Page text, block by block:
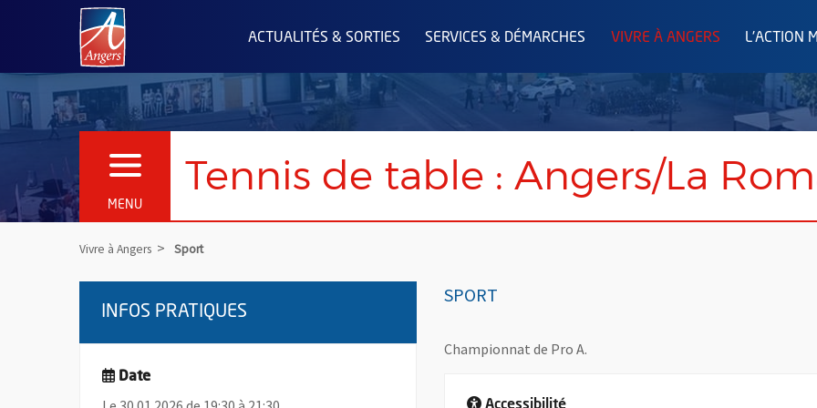
Angers.fr : Retour à l'accueil
ACTUALITÉS & SORTIES SERVICES & DÉMARCHES VIVRE À ANGERS L'ACTION
MENU
OUVRIR LE MENU Tennis de table : Angers/La
Vivre à Angers Sport
SPORT
Championnat de Pro A.
INFOS PRATIQUES
Date